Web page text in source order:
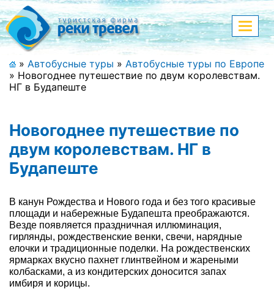
Меню
+7 (911) 182-44-68
Адрес офиса, контакты
Главная
Праздничные туры
Страны и направления
Поиск тура
меню
» Автобусные туры » Автобусные туры по Европе
» Новогоднее путешествие по двум королевствам.
НГ в Будапеште
Новогоднее путешествие по
двум королевствам. НГ в
Будапеште
В канун Рождества и Нового года и без того красивые
площади и набережные Будапешта преображаются.
Везде появляется праздничная иллюминация,
гирлянды, рождественские венки, свечи, нарядные
елочки и традиционные поделки. На рождественских
ярмарках вкусно пахнет глинтвейном и жареными
колбасками, а из кондитерских доносится запах
имбиря и корицы.